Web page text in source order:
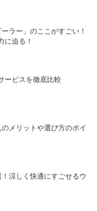
ラー」のここがすごい！
に迫る！
ービスを徹底比較
メリットや選び方のポイ
涼しく快適にすごせるウ